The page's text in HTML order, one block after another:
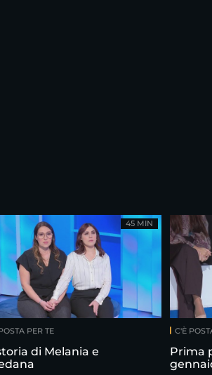
PER TE
di Melania e
45 MIN
C'È
Prima